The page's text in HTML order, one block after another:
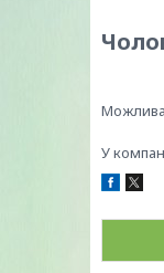
У